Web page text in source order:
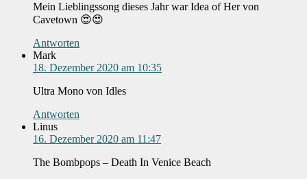
Mein Lieblingssong dieses Jahr war Idea of Her von
Cavetown 😍😍
Antworten
Mark
18. Dezember 2020 am 10:35
Ultra Mono von Idles
Antworten
Linus
16. Dezember 2020 am 11:47
The Bombpops – Death In Venice Beach